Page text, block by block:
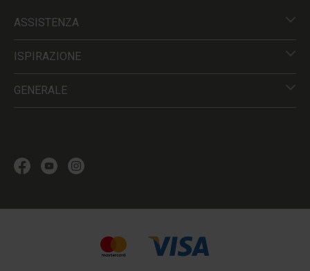
ASSISTENZA
ISPIRAZIONE
GENERALE